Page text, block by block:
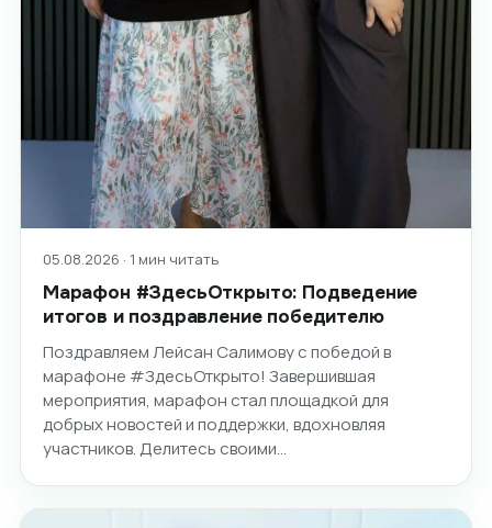
05.08.2026 · 1 мин читать
Марафон #ЗдесьОткрыто: Подведение
итогов и поздравление победителю
Поздравляем Лейсан Салимову с победой в
марафоне #ЗдесьОткрыто! Завершившая
мероприятия, марафон стал площадкой для
добрых новостей и поддержки, вдохновляя
участников. Делитесь своими…